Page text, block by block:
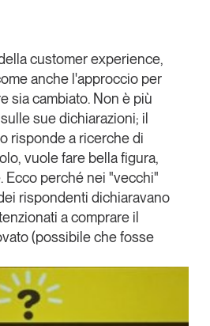
Newsletter
Linkedin
Copia Link
customer experience,
anche l'approccio per
sia cambiato. Non è più
sue dichiarazioni; il
risponde a ricerche di
vuole fare bella figura,
Ecco perché nei "vecchi"
rispondenti dichiaravano
a comprare il
(possibile che fosse